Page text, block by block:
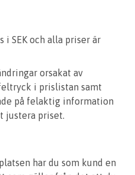
SEK och alla priser är
orsakat av
i prislistan samt
på felaktig information
justera priset.
har du som kund en